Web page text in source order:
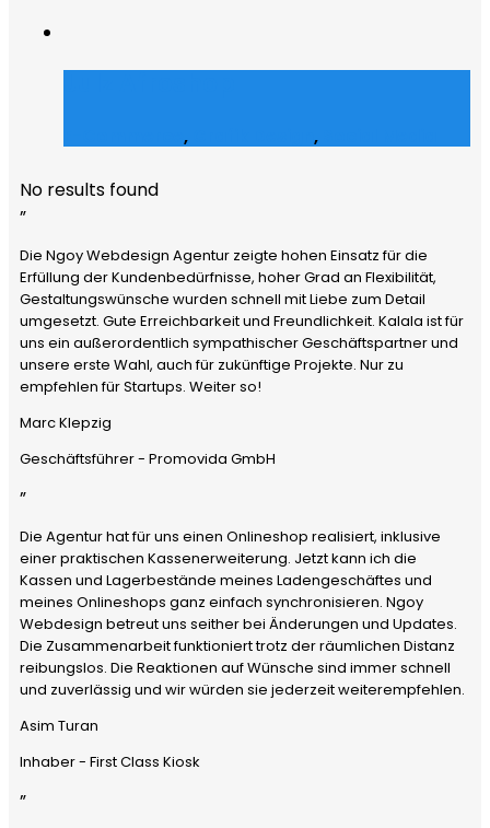
, ,
No results found
”
Die Ngoy Webdesign Agentur zeigte hohen Einsatz für die
Erfüllung der Kundenbedürfnisse, hoher Grad an Flexibilität,
Gestaltungswünsche wurden schnell mit Liebe zum Detail
umgesetzt. Gute Erreichbarkeit und Freundlichkeit. Kalala ist für
uns ein außerordentlich sympathischer Geschäftspartner und
unsere erste Wahl, auch für zukünftige Projekte. Nur zu
empfehlen für Startups. Weiter so!
Marc Klepzig
Geschäftsführer - Promovida GmbH
”
Die Agentur hat für uns einen Onlineshop realisiert, inklusive
einer praktischen Kassenerweiterung. Jetzt kann ich die
Kassen und Lagerbestände meines Ladengeschäftes und
meines Onlineshops ganz einfach synchronisieren. Ngoy
Webdesign betreut uns seither bei Änderungen und Updates.
Die Zusammenarbeit funktioniert trotz der räumlichen Distanz
reibungslos. Die Reaktionen auf Wünsche sind immer schnell
und zuverlässig und wir würden sie jederzeit weiterempfehlen.
Asim Turan
Inhaber - First Class Kiosk
”